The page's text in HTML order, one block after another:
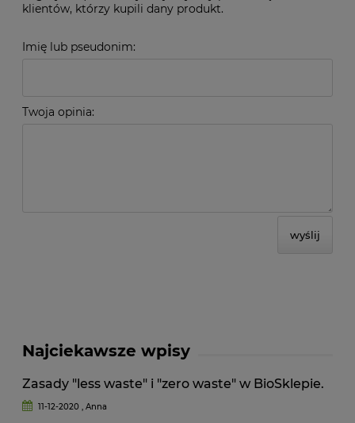
klientów, którzy kupili dany produkt.
Imię lub pseudonim:
Twoja opinia:
wyślij
Najciekawsze wpisy
Zasady "less waste" i "zero waste" w BioSklepie.
11-12-2020 , Anna